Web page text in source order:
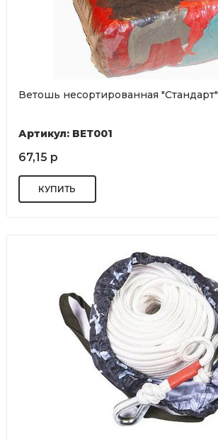
Ветошь несортированная "Стандарт"
Артикул: ВЕТ001
67,15 р